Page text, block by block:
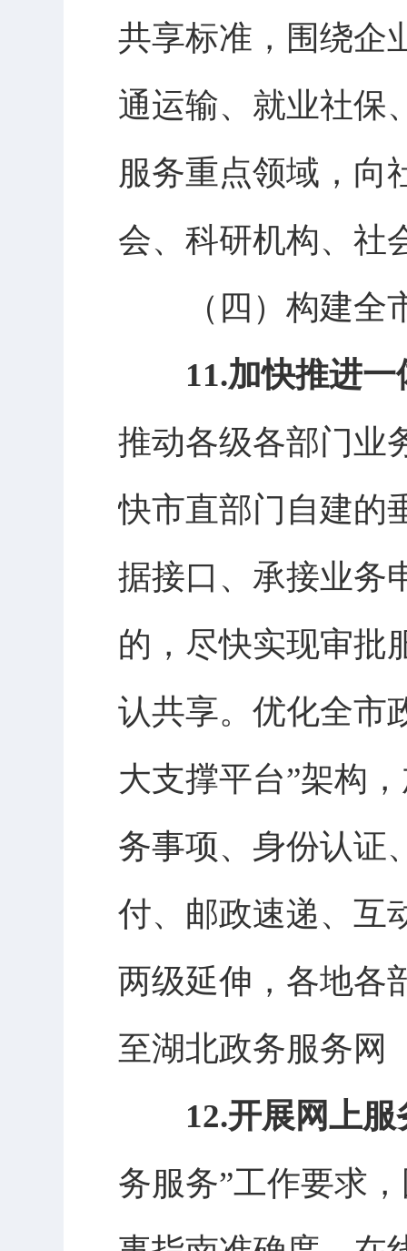
共享标准，围绕企
通运输、就业社保
服务重点领域，向
会、科研机构、社
（四） 构建全
11.加快推进
推动各级各部门业
快市直部门自建的
据接口、承接业务
的，尽快实现审批
认共享。优化全市
大支撑平台”架构
务事项、身份认证
付、邮政速递、互
两级延伸，各地各
至湖北政务服务网
12.开展网上
务服务”工作要求